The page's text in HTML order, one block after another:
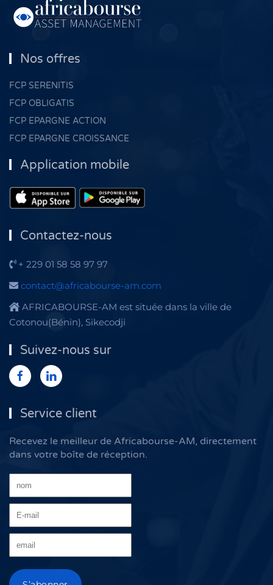
Nos offres
FCP SERENITIS
FCP OBLIGATIS
FCP EPARGNE ACTION
FCP EPARGNE CROISSANCE
Application mobile
Contactez-nous
+ 229 01 58 58 97 97
contact@africabourse-am.com
AFRICABOURSE-AM est située dans la ville de
Cotonou(Bénin), Sikecodji
Suivez-nous sur
Service client
Recevez le meilleur de Africabourse-AM, directement
dans votre boîte de réception.